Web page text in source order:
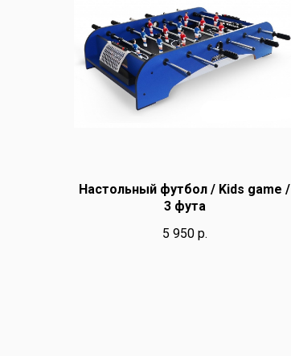
Настольный футбол / Kids game /
3 фута
5 950 р.